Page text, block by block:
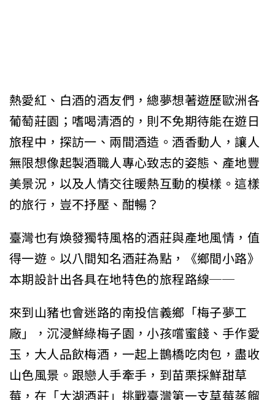
熱愛紅、白酒的酒友們，總夢想著遊歷歐洲各
葡萄莊園；嗜喝清酒的，則不免期待能在遊日
旅程中，探訪一、兩間酒造。酒香動人，讓人
無限想像起製酒職人專心致志的姿態、產地豐
美景況，以及人情交往暖熱互動的模樣。這樣
的旅行，豈不抒壓、酣暢？
臺灣也有煥發獨特風格的酒莊與產地風情，值
得一遊。以八間知名酒莊為點，《鄉間小路》
本期設計出各具在地特色的旅程路線──
來到山豬也會迷路的南投信義鄉「梅子夢工
廠」，沉浸鮮綠梅子園，小孩嚐蜜餞、手作愛
玉，大人品飲梅酒，一起上鵲橋吃肉包，盡收
山色風景。跟戀人手牽手，到苗栗採鮮甜草